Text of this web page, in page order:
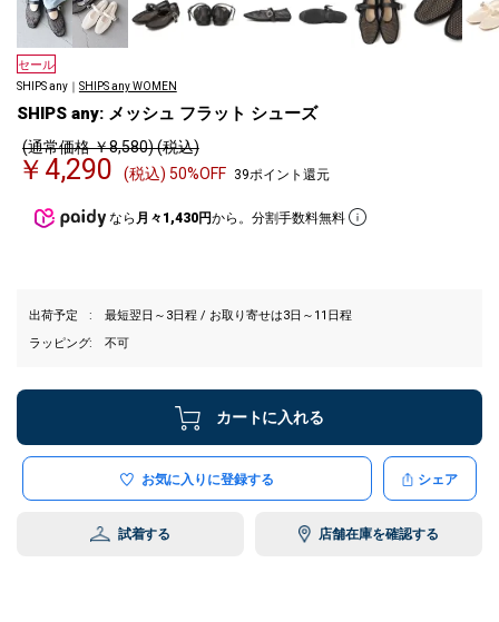
セール
SHIPS any｜ SHIPS any WOMEN
SHIPS any: メッシュ フラット シューズ
(通常価格 ￥8,580) (税込)
￥4,290 (税込) 50%OFF 39ポイント還元
なら 月々1,430円から。分割手数料無料
出荷予定
最短翌日～3日程 / お取り寄せは3日～11日程
ラッピング
不可
カートに入れる
お気に入りに登録する シェア
試着する 店舗在庫を確認する